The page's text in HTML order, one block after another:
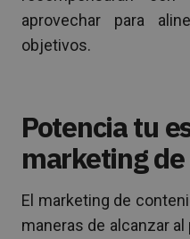
aprovechar para
objetivos.
Potencia tu
marketing
El marketing de
maneras de alcanzar